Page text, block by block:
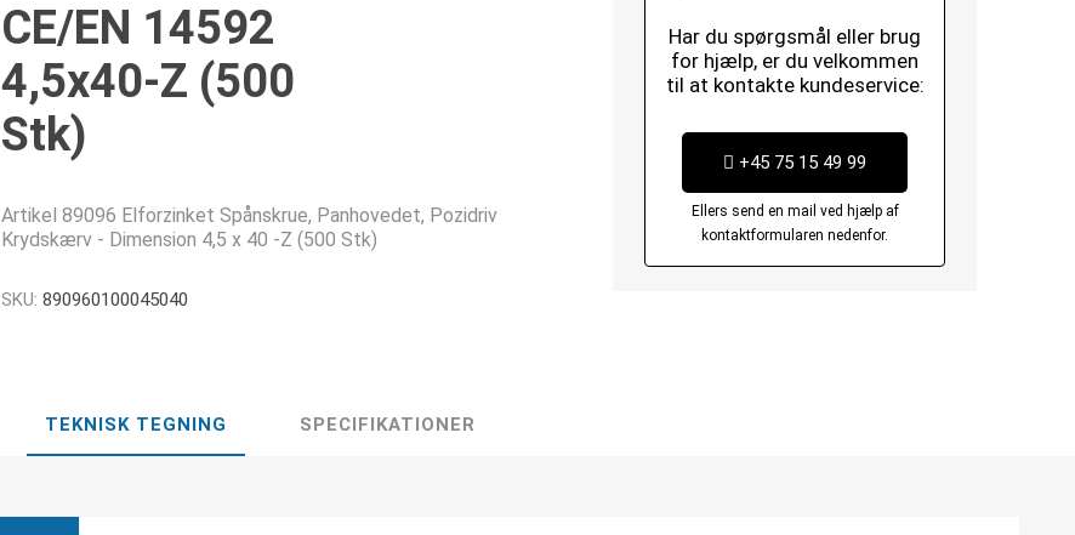
CE/EN 14592
4,5x40-Z (500
Stk)
Artikel 89096 Elforzinket Spånskrue, Panhovedet, Pozidriv
Krydskærv - Dimension 4,5 x 40 -Z (500 Stk)
SKU: 890960100045040
Har du spørgsmål eller brug
for hjælp, er du velkommen
til at kontakte kundeservice:
+45 75 15 49 99
Ellers send en mail ved hjælp af
kontaktformularen nedenfor.
TEKNISK TEGNING SPECIFIKATIONER